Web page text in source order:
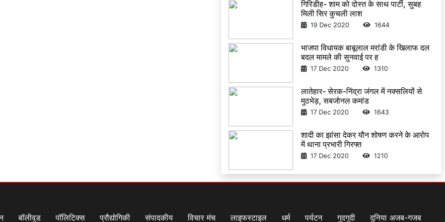
गिरिडीह- शाम को दोस्त के साथ पार्टी, सुबह
मिली सिर कुचली लाश
19 Dec 2020 1644
भाजपा विधायक बाबूलाल मरांडी के खिलाफ दल
बदल मामले की सुनवाई पर ह
17 Dec 2020 1310
लातेहार- सेरक-निंद्रा जंगल में नक्सलियों से
मुठभेड़, सबजोनल कमांड
17 Dec 2020 1643
शादी का झांसा देकर यौन शोषण करने के आरोप
में थाना प्रभारी गिरफ्त
17 Dec 2020 1210
बॉलीवुड पॉलिटिक्स प्रौद्योगिकी संपादकीय विचार मंच लाइफस्टाइल धर्म पर्यटन गुदगुदी दुनिया अजब-गजब